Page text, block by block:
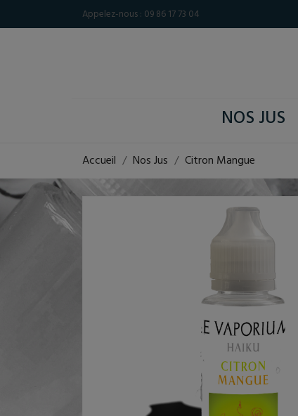
Appelez-nous : 09 86 17 73 04
NOS JUS
Accueil Nos Jus Citron Mangue